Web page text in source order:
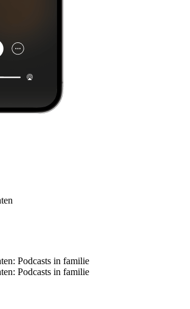
Podcasts in familie
Podcasts in familie